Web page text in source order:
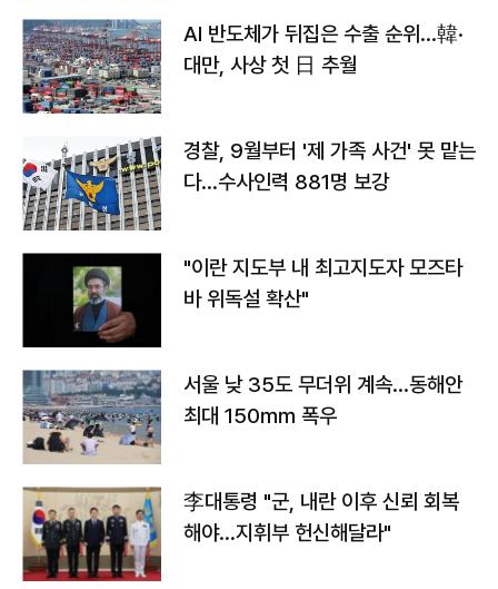
AI 반도체가 뒤집은 수출 순위…韓·
대만, 사상 첫 日 추월
경찰, 9월부터 '제 가족 사건' 못 맡는
다…수사인력 881명 보강
"이란 지도부 내 최고지도자 모즈타
바 위독설 확산"
서울 낮 35도 무더위 계속…동해안
최대 150㎜ 폭우
李대통령 "군, 내란 이후 신뢰 회복
해야…지휘부 헌신해달라"